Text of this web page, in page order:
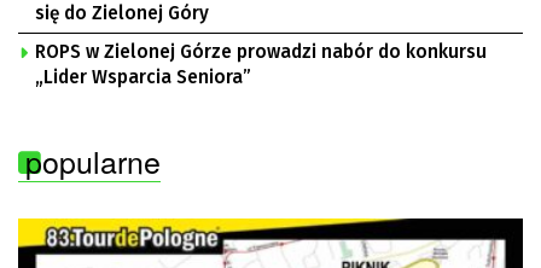
się do Zielonej Góry
ROPS w Zielonej Górze prowadzi nabór do konkursu
„Lider Wsparcia Seniora”
popularne